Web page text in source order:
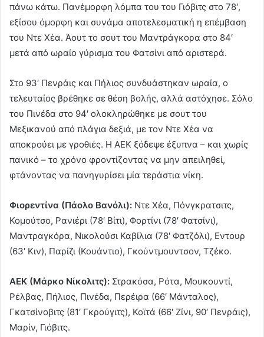
πάνω κάτω. Πανέμορφη λόμπα του του Γιόβιτς στο 78′,
εξίσου όμορφη και συνάμα αποτελεσματική η επέμβαση
του Ντε Χέα. Άουτ το σουτ του Μαντράγκορα στο 84′
μετά από ωραίο γύρισμα του Φατσίνι από αριστερά.
Στο 93′ Πενράις και Πήλιος συνδυάστηκαν ωραία, ο
τελευταίος βρέθηκε σε θέση βολής, αλλά αστόχησε. Σόλο
του Πινέδα στο 94′ ολοκληρώθηκε με σουτ του
Μεξικανού από πλάγια δεξιά, με τον Ντε Χέα να
αποκρούει με γροθιές. Η ΑΕΚ ξόδεψε έξυπνα – και χωρίς
πανικό – το χρόνο φροντίζοντας να μην απειληθεί,
φτάνοντας να πανηγυρίσει μία τεράστια νίκη.
Φιορεντίνα (Πάολο Βανόλι): Ντε Χέα, Πόνγκρατσιτς,
Κομούτσο, Ρανιέρι (78′ Βίτι), Φορτίνι (78′ Φατσίνι),
Μαντραγκόρα, Νικολούσι Καβίλια (78′ Φατζόλι), Εντουρ
(63′ Κιν), Παρίζι (Κουάντιο), Γκούντμουντσον, Τζέκο.
AEK (Μάρκο Νίκολιτς): Στρακόσα, Ρότα, Μουκουντί,
Ρέλβας, Πήλιος, Πινέδα, Περέιρα (66′ Μάνταλος),
Γκατσίνοβιτς (81′ Γκρούγιτς), Κοϊτά (66′ Ζίνι, 90′ Πενράις),
Μαρίν, Γιόβιτς.